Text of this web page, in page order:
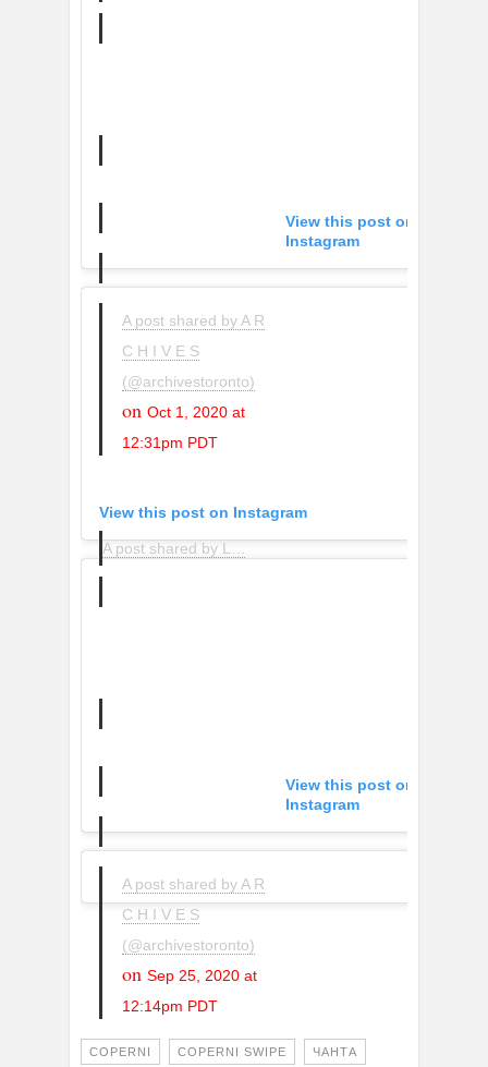
View this post on
Instagram
A post shared by A R
C H I V E S
(@archivestoronto)
on Oct 1, 2020 at
12:31pm PDT
View this post on Instagram
A post shared by Leo_Blancas_Ravelo (@leoblancasravelo)
View this post on
Instagram
A post shared by A R
C H I V E S
(@archivestoronto)
on Sep 25, 2020 at
12:14pm PDT
COPERNI COPERNI SWIPE ЧАНТА